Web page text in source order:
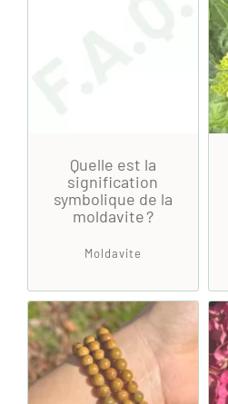
Quelle est la
signification
symbolique de la
moldavite ?
Moldavite